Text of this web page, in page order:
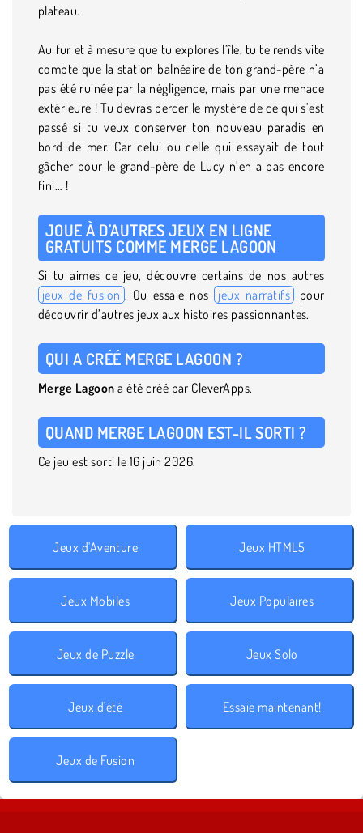
plateau.
Au fur et à mesure que tu explores l’île, tu te rends vite
compte que la station balnéaire de ton grand-père n’a
pas été ruinée par la négligence, mais par une menace
extérieure ! Tu devras percer le mystère de ce qui s’est
passé si tu veux conserver ton nouveau paradis en
bord de mer. Car celui ou celle qui essayait de tout
gâcher pour le grand-père de Lucy n’en a pas encore
fini… !
JOUE À D’AUTRES JEUX EN LIGNE
GRATUITS COMME MERGE LAGOON
Si tu aimes ce jeu, découvre certains de nos autres
jeux de fusion . Ou essaie nos jeux narratifs
pour
découvrir d’autres jeux aux histoires passionnantes.
QUI A CRÉÉ MERGE LAGOON ?
Merge Lagoon a été créé par CleverApps.
QUAND MERGE LAGOON EST-IL SORTI ?
Ce jeu est sorti le 16 juin 2026.
Jeux d'Aventure Jeux HTML5
Jeux Mobiles Jeux Populaires
Jeux de Puzzle Jeux Solo
Jeux d'été Essaie maintenant!
Jeux de Fusion